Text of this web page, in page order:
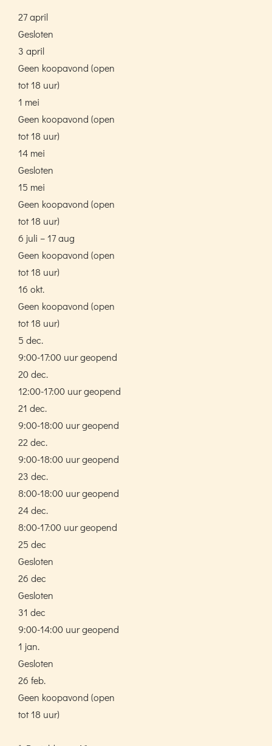
27 april
Gesloten
3 april
Geen koopavond (open
tot 18 uur)
1 mei
Geen koopavond (open
tot 18 uur)
14 mei
Gesloten
15 mei
Geen koopavond (open
tot 18 uur)
6 juli – 17 aug
Geen koopavond (open
tot 18 uur)
16 okt.
Geen koopavond (open
tot 18 uur)
5 dec.
9:00-17:00 uur geopend
20 dec.
12:00-17:00 uur geopend
21 dec.
9:00-18:00 uur geopend
22 dec.
9:00-18:00 uur geopend
23 dec.
8:00-18:00 uur geopend
24 dec.
8:00-17:00 uur geopend
25 dec
Gesloten
26 dec
Gesloten
31 dec
9:00-14:00 uur geopend
1 jan.
Gesloten
26 feb.
Geen koopavond (open
tot 18 uur)